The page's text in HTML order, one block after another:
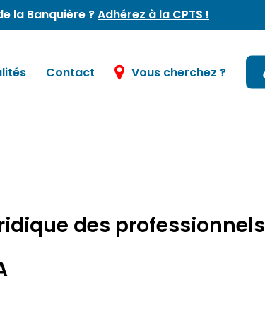
la Banquière ?Adhérez à la CPTS !
Contact Vous cherchez ?
des professionnels